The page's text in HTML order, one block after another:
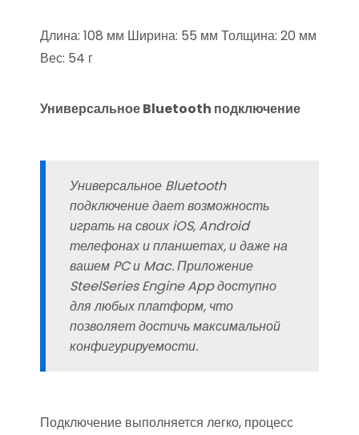
Длина: 108 мм Ширина: 55 мм Толщина: 20 мм
Вес: 54 г
Универсальное Bluetooth подключение
Универсальное Bluetooth
подключение дает возможность
играть на своих iOS, Android
телефонах и планшетах, и даже на
вашем PC и Mac. Приложение
SteelSeries Engine App доступно
для любых платформ, что
позволяет достичь максимальной
конфигурируемости.
Подключение выполняется легко, процесс